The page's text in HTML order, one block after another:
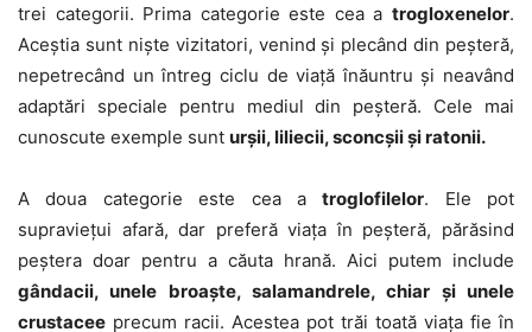
trei categorii. Prima categorie este cea a trogloxenelor.
Aceștia sunt niște vizitatori, venind și plecând din peșteră,
nepetrecând un întreg ciclu de viață înăuntru și neavând
adaptări speciale pentru mediul din peșteră. Cele mai
cunoscute exemple sunt urșii, liliecii, sconcșii și ratonii.
A doua categorie este cea atroglofilelor. Ele pot
supraviețui afară, dar preferă viața în peșteră, părăsind
peștera doar pentru a căuta hrană. Aici putem include
gândacii, unele broaște, salamandrele, chiar și unele
crustacee precum racii. Acestea pot trăi toată viața fie în